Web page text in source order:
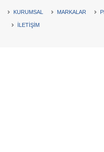
KURUMSAL MARKALAR
İLETİŞİM